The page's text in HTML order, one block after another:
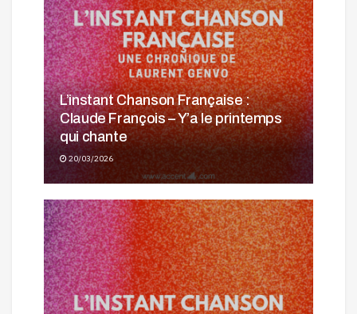
L’instant Chanson Française :
Claude François – Y’a le printemps
qui chante
20/03/2026